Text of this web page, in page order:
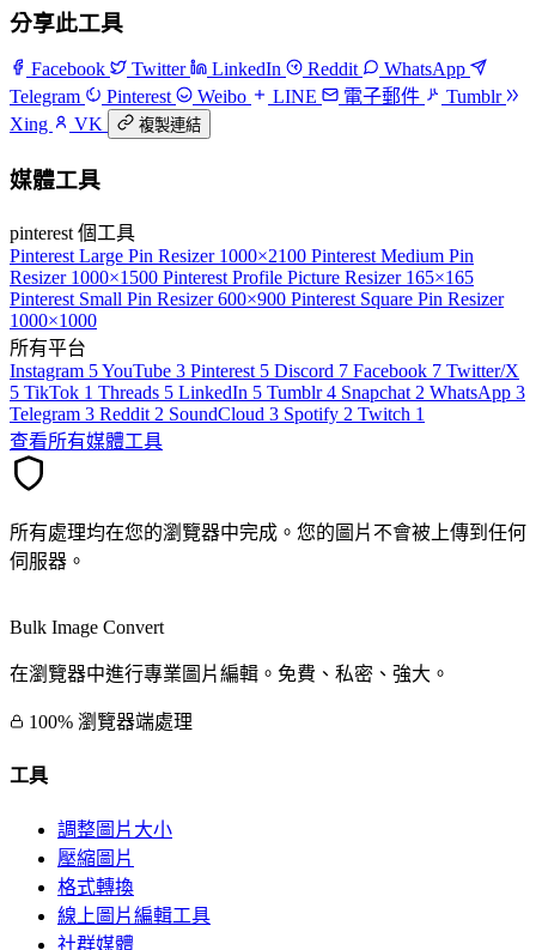
分享此工具
Facebook Twitter LinkedIn Reddit
WhatsApp
Telegram
Pinterest Weibo LINE 電子郵件
Tumblr
Xing
VK 複製連結
媒體工具
pinterest 個工具
Pinterest Large Pin Resizer 1000×2100 Pinterest Medium Pin
Resizer 1000×1500 Pinterest Profile Picture Resizer 165×165
Pinterest Small Pin Resizer 600×900 Pinterest Square Pin Resizer
1000×1000
所有平台
Instagram 5YouTube 3 Pinterest 5 Discord 7 Facebook 7 Twitter/X
5 TikTok 1 Threads 5 LinkedIn 5 Tumblr 4 Snapchat 2 WhatsApp 3
Telegram 3 Reddit 2 SoundCloud 3 Spotify 2 Twitch 1
查看所有媒體工具
所有處理均在您的瀏覽器中完成。您的圖片不會被上傳到任何
伺服器。
Bulk Image Convert
在瀏覽器中進行專業圖片編輯。免費、私密、強大。
100% 瀏覽器端處理
工具
調整圖片大小
壓縮圖片
格式轉換
線上圖片編輯工具
社群媒體